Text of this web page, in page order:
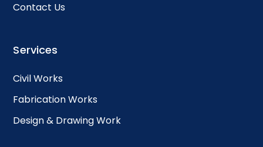
Contact Us
Services
Civil Works
Fabrication Works
Design & Drawing Work